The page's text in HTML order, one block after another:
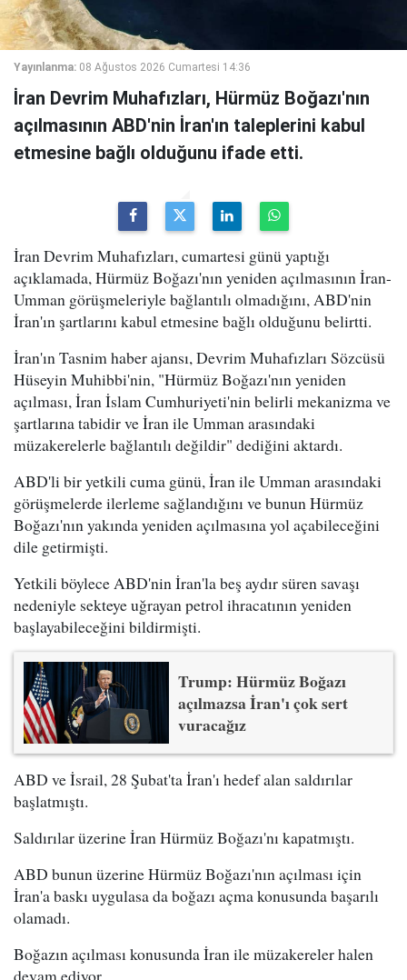
Yayınlanma: 08 Ağustos 2026 Cumartesi 14:36
İran Devrim Muhafızları, Hürmüz Boğazı'nın
açılmasının ABD'nin İran'ın taleplerini kabul
etmesine bağlı olduğunu ifade etti.
İran Devrim Muhafızları, cumartesi günü yaptığı
açıklamada, Hürmüz Boğazı'nın yeniden açılmasının İran-
Umman görüşmeleriyle bağlantılı olmadığını, ABD'nin
İran'ın şartlarını kabul etmesine bağlı olduğunu belirtti.
İran'ın Tasnim haber ajansı, Devrim Muhafızları Sözcüsü
Hüseyin Muhibbi'nin, "Hürmüz Boğazı'nın yeniden
açılması, İran İslam Cumhuriyeti'nin belirli mekanizma ve
şartlarına tabidir ve İran ile Umman arasındaki
müzakerelerle bağlantılı değildir" dediğini aktardı.
ABD'li bir yetkili cuma günü, İran ile Umman arasındaki
görüşmelerde ilerleme sağlandığını ve bunun Hürmüz
Boğazı'nın yakında yeniden açılmasına yol açabileceğini
dile getirmişti.
Yetkili böylece ABD'nin İran'la beş aydır süren savaşı
nedeniyle sekteye uğrayan petrol ihracatının yeniden
başlayabileceğini bildirmişti.
Trump: Hürmüz Boğazı
açılmazsa İran'ı çok sert
vuracağız
ABD ve İsrail, 28 Şubat'ta İran'ı hedef alan saldırılar
başlatmıştı.
Saldırılar üzerine İran Hürmüz Boğazı'nı kapatmıştı.
ABD bunun üzerine Hürmüz Boğazı'nın açılması için
İran'a baskı uygulasa da boğazı açma konusunda başarılı
olamadı.
Boğazın açılması konusunda İran ile müzakereler halen
devam ediyor.